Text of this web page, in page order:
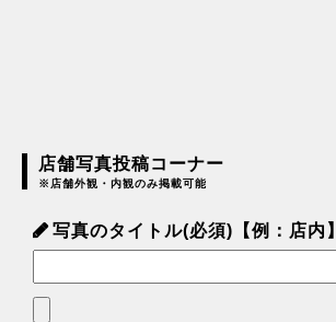
店舗写真投稿コーナー
※店舗外観・内観のみ掲載可能
写真のタイトル(必須)【例：店内】